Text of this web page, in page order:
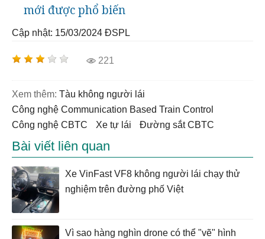
mới được phổ biến
Cập nhật: 15/03/2024 ĐSPL
221
Xem thêm:
Tàu không người lái
công nghệ Communication Based Train Control
công nghệ CBTC
xe tự lái đường sắt CBTC
Bài viết liên quan
Xe VinFast VF8 không người lái chạy thử
nghiệm trên đường phố Việt
Vì sao hàng nghìn drone có thể "vẽ" hình